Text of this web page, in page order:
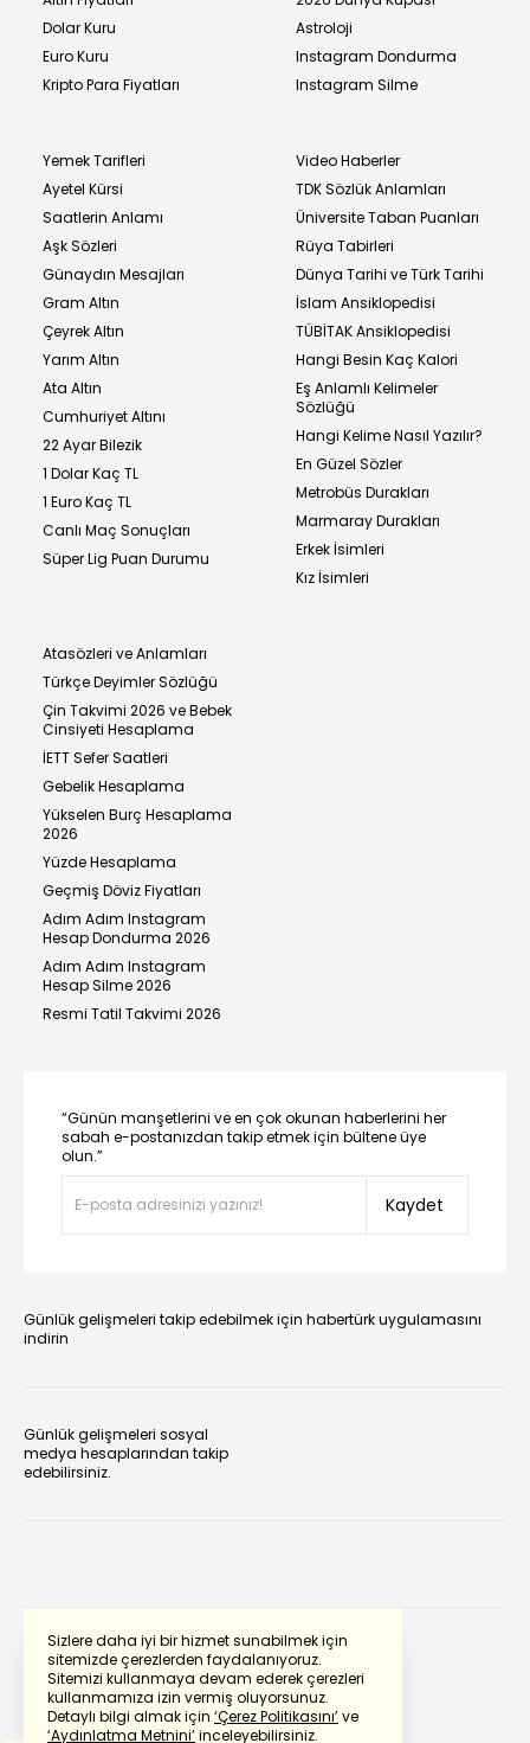
Sizlere daha iyi bir hizmet sunabilmek için
sitemizde çerezlerden faydalanıyoruz.
Sitemizi kullanmaya devam ederek çerezleri
kullanmamıza izin vermiş oluyorsunuz.
Detaylı bilgi almak için ‘Çerez Politikasını’ve
‘Aydınlatma Metnini’inceleyebilirsiniz.
Dolar Kuru
Euro Kuru
Kripto Para Fiyatları
Astroloji
Instagram Dondurma
Instagram Silme
Yemek Tarifleri
Ayetel Kürsi
Saatlerin Anlamı
Aşk Sözleri
Günaydın Mesajları
Gram Altın
Çeyrek Altın
Yarım Altın
Ata Altın
Cumhuriyet Altını
22 Ayar Bilezik
1 Dolar Kaç TL
1 Euro Kaç TL
Canlı Maç Sonuçları
Süper Lig Puan Durumu
Video Haberler
TDK Sözlük Anlamları
Üniversite Taban Puanları
Rüya Tabirleri
Dünya Tarihi ve Türk Tarihi
İslam Ansiklopedisi
TÜBİTAK Ansiklopedisi
Hangi Besin Kaç Kalori
Eş Anlamlı Kelimeler
Sözlüğü
Hangi Kelime Nasıl Yazılır?
En Güzel Sözler
Metrobüs Durakları
Marmaray Durakları
Erkek İsimleri
Kız İsimleri
Atasözleri ve Anlamları
Türkçe Deyimler Sözlüğü
Çin Takvimi 2026 ve Bebek
Cinsiyeti Hesaplama
İETT Sefer Saatleri
Gebelik Hesaplama
Yükselen Burç Hesaplama
2026
Yüzde Hesaplama
Geçmiş Döviz Fiyatları
Adım Adım Instagram
Hesap Dondurma 2026
Adım Adım Instagram
Hesap Silme 2026
Resmi Tatil Takvimi 2026
“Günün manşetlerini ve en çok okunan haberlerini her
sabah e-postanızdan takip etmek için bültene üye
olun.”
Kaydet
Günlük gelişmeleri takip edebilmek için habertürk uygulamasını
indirin
Günlük gelişmeleri sosyal
medya hesaplarından takip
edebilirsiniz.
Powered by Translate